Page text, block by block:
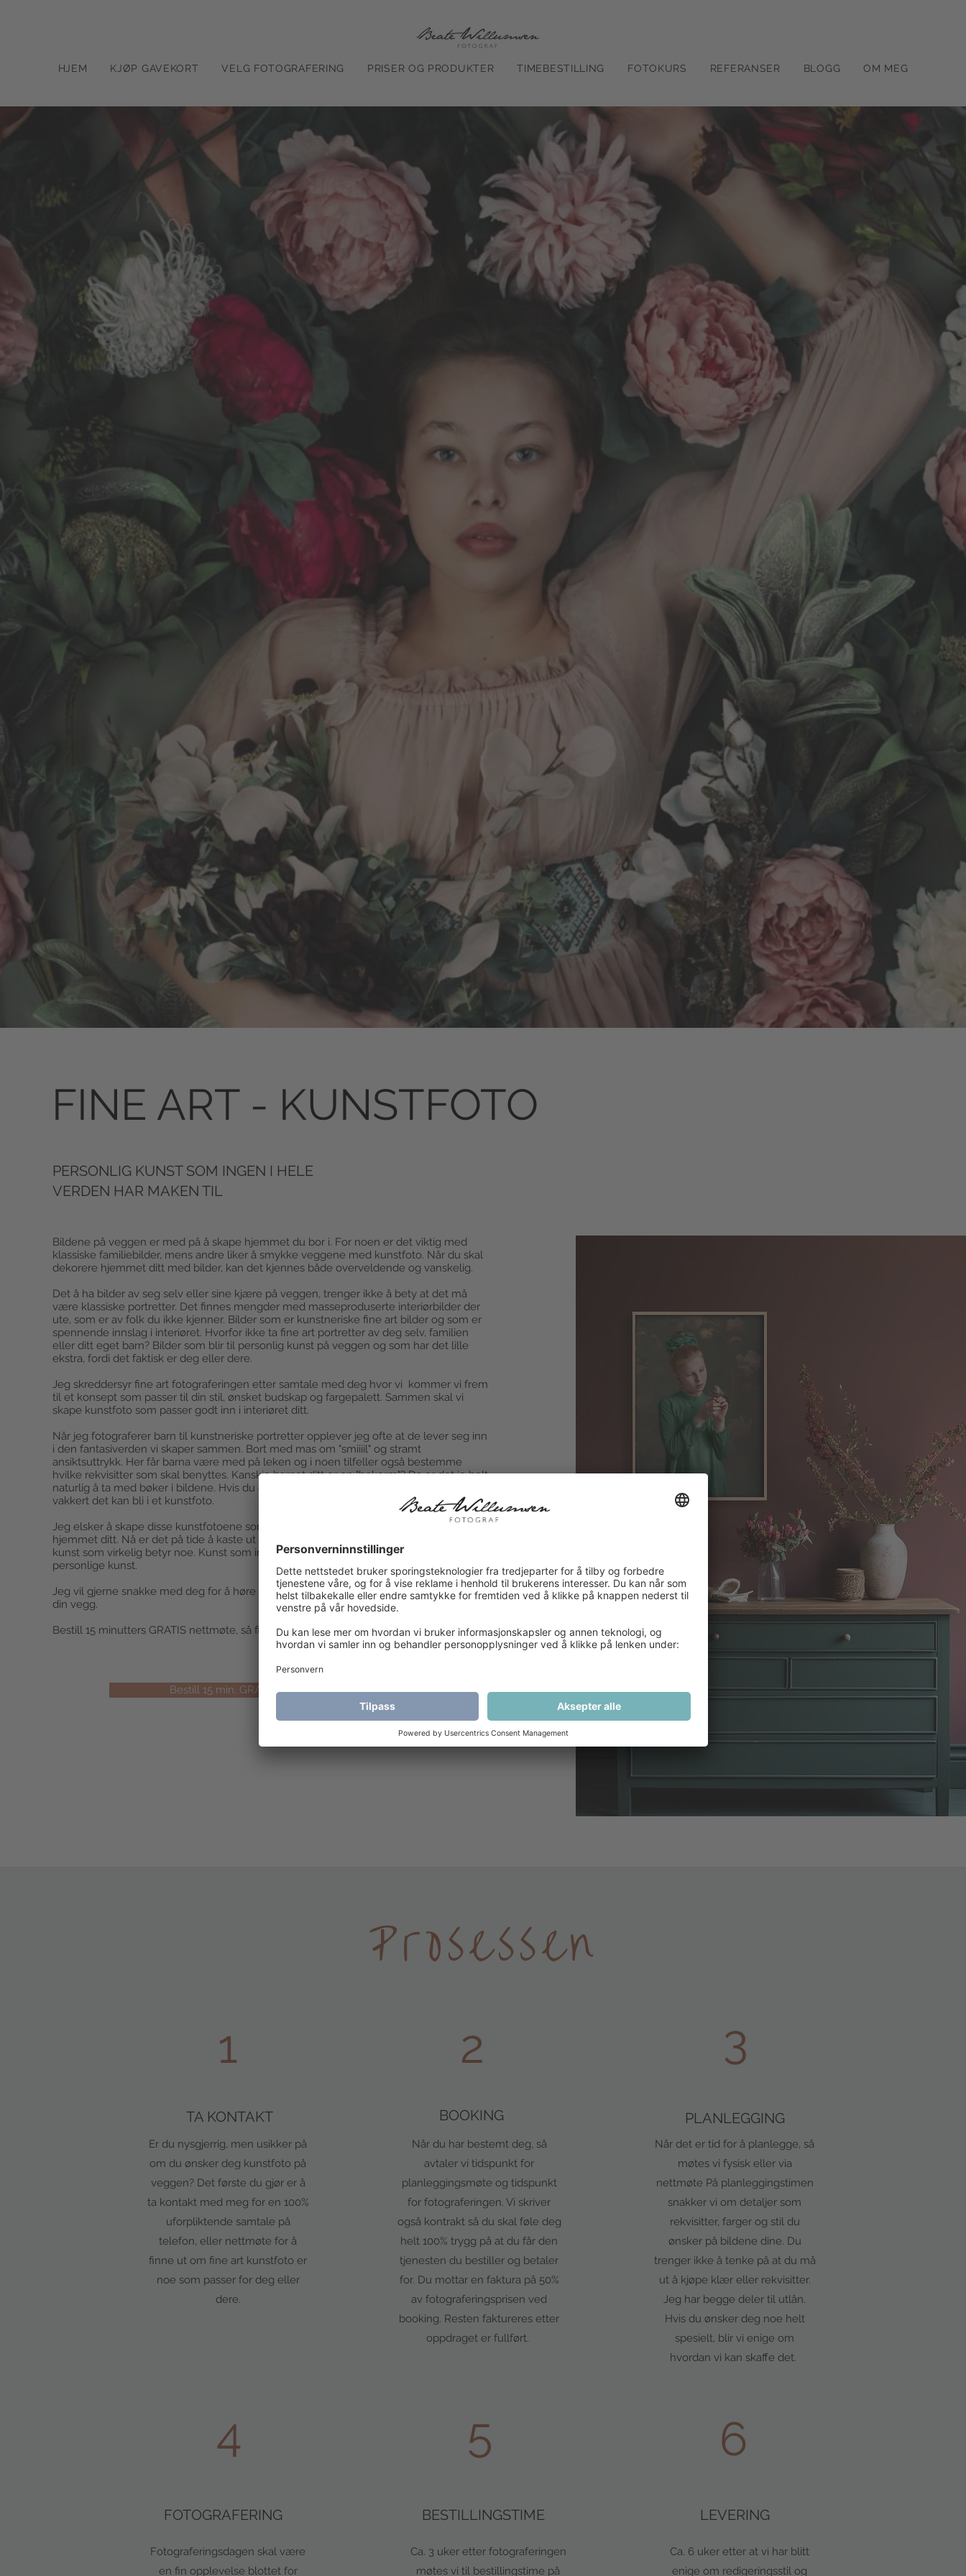
HJEM KJØP GAVEKORT VELG FOTOGRAFERING PRISER OG PRODUKTER TIMEBESTILLING FOTOKURS REFERANSER BLOGG OM MEG
FINE ART - KUNSTFOTO
PERSONLIG KUNST SOM INGEN I HELE
VERDEN HAR MAKEN TIL
Bildene på veggen er med på å skape hjemmet du bor i. For noen er det viktig med
klassiske familiebilder, mens andre liker å smykke veggene med kunstfoto. Når du skal
dekorere hjemmet ditt med bilder, kan det kjennes både overveldende og vanskelig.
Det å ha bilder av seg selv eller sine kjære på veggen, trenger ikke å bety at det må
være klassiske portretter. Det finnes mengder med masseproduserte interiørbilder der
ute, som er av folk du ikke kjenner. Bilder som er kunstneriske fine art bilder og som er
spennende innslag i interiøret. Hvorfor ikke ta fine art portretter av deg selv, familien
eller ditt eget barn? Bilder som blir til personlig kunst på veggen og som har det lille
ekstra, fordi det faktisk er deg eller dere.
Jeg skreddersyr fine art fotograferingen etter samtale med deg hvor vi kommer vi frem
til et konsept som passer til din stil, ønsket budskap og fargepalett. Sammen skal vi
skape kunstfoto som passer godt inn i interiøret ditt.
Når jeg fotograferer barn til kunstneriske portretter opplever jeg ofte at de lever seg inn
i den fantasiverden vi skaper sammen. Bort med mas om "smiiiil" og stramt
ansiktsuttrykk. Her får barna være med på leken og i noen tilfeller også bestemme
hvilke rekvisitter som skal benyttes. Kanskje barnet ditt er en "bokorm"? Da er det jo helt
naturlig å ta med bøker i bildene. Hvis du eller barnet ditt spiller et instrument - dån så
vakkert det kan bli i et kunstfoto.
Jeg elsker å skape disse kunstfotoene som fortjener en hedersplass på veggen i
hjemmet ditt. Nå er det på tide å kaste ut masseproduserte IKEA plakater og skape
kunst som virkelig betyr noe. Kunst som ingen i hele verden har maken til. Din helt
personlige kunst.
Jeg vil gjerne snakke med deg for å høre hva slags kunstfoto du drømmer om å ha på
din vegg.
Bestill 15 minutters GRATIS nettmøte, så finner du fort ut om dette er noe for deg.
Bestill 15 min. GRATIS nettmøte
Prosessen
1
TA KONTAKT
Er du nysgjerrig, men usikker på
om du ønsker deg kunstfoto på
veggen? Det første du gjør er å
ta kontakt med meg for en 100%
uforpliktende samtale på
telefon, eller nettmøte for å
finne ut om fine art kunstfoto er
noe som passer for deg eller
dere.
4
FOTOGRAFERING
Fotograferingsdagen skal være
en fin opplevelse blottet for
2
BOOKING
Når du har bestemt deg, så
avtaler vi tidspunkt for
planleggingsmøte og tidspunkt
for fotograferingen. Vi skriver
også kontrakt så du skal føle deg
helt 100% trygg på at du får den
tjenesten du bestiller og betaler
for. Du mottar en faktura på 50%
av fotograferingsprisen ved
booking. Resten faktureres etter
oppdraget er fullført.
5
BESTILLINGSTIME
Ca. 3 uker etter fotograferingen
møtes vi til bestillingstime på
3
PLANLEGGING
Når det er tid for å planlegge, så
møtes vi fysisk eller via
nettmøte På planleggingstimen
snakker vi om detaljer som
rekvisitter, farger og stil du
ønsker på bildene dine. Du
trenger ikke å tenke på at du må
ut å kjøpe klær eller rekvisitter.
Jeg har begge deler til utlån.
Hvis du ønsker deg noe helt
spesielt, blir vi enige om
hvordan vi kan skaffe det.
6
LEVERING
Ca. 6 uker etter at vi har blitt
enige om redigeringsstil og